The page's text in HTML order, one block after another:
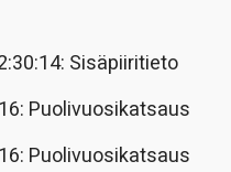
Sisäpiiritieto
Puolivuosikatsaus
Puolivuosikatsaus